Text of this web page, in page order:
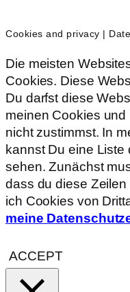
Cookies and privacy |
Die meisten
Cookies. Diese
Du darfst diese
meinen Cookies
nicht zustimmst. In
kannst Du eine Liste
sehen. Zunächst
dass du diese
ich Cookies von
meine
ACCEPT